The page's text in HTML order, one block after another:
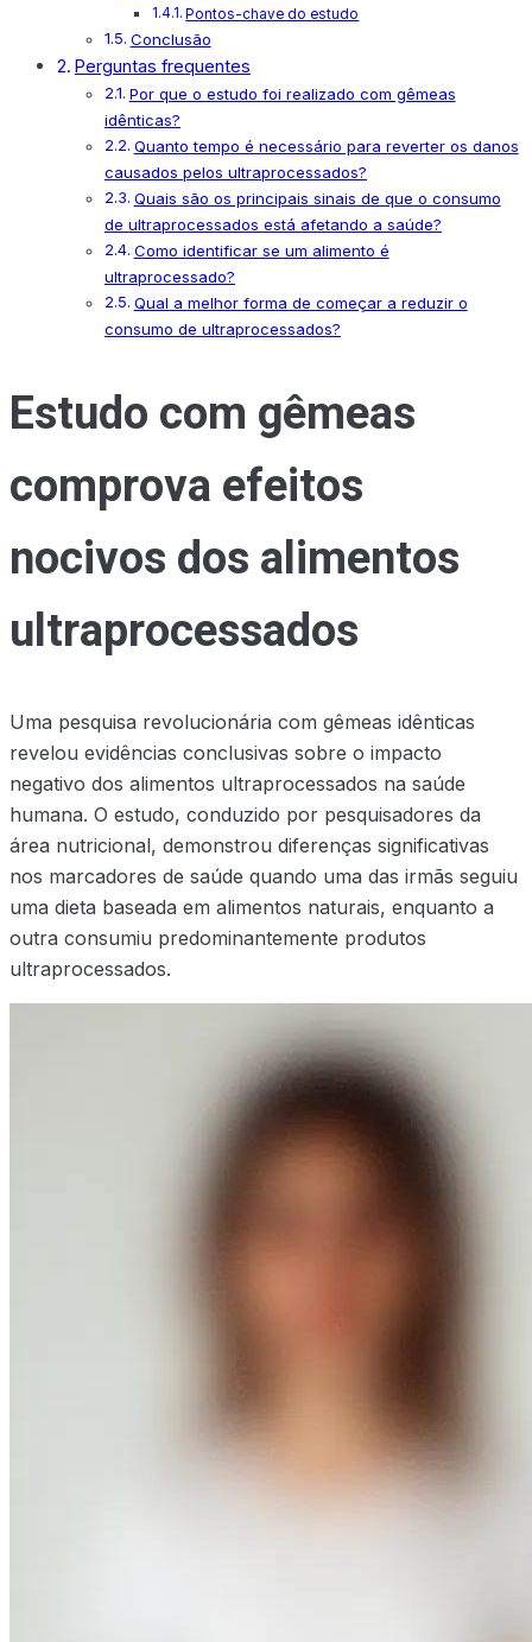
Pontos-chave do estudo
Conclusão
Perguntas frequentes
Por que o estudo foi realizado com gêmeas
idênticas?
Quanto tempo é necessário para reverter os danos
causados pelos ultraprocessados?
Quais são os principais sinais de que o consumo
de ultraprocessados está afetando a saúde?
Como identificar se um alimento é
ultraprocessado?
Qual a melhor forma de começar a reduzir o
consumo de ultraprocessados?
Estudo com gêmeas
comprova efeitos
nocivos dos alimentos
ultraprocessados
Uma pesquisa revolucionária com gêmeas idênticas
revelou evidências conclusivas sobre o impacto
negativo dos alimentos ultraprocessados na saúde
humana. O estudo, conduzido por pesquisadores da
área nutricional, demonstrou diferenças significativas
nos marcadores de saúde quando uma das irmãs seguiu
uma dieta baseada em alimentos naturais, enquanto a
outra consumiu predominantemente produtos
ultraprocessados.